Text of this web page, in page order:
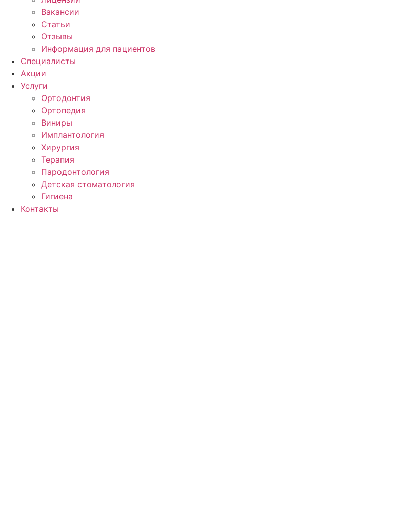
Вакансии
Статьи
Отзывы
Информация для пациентов
Специалисты
Акции
Услуги
Ортодонтия
Ортопедия
Виниры
Имплантология
Хирургия
Терапия
Пародонтология
Детская стоматология
Гигиена
Контакты